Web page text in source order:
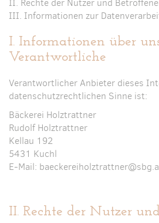
II. Rechte der Nutzer und
III. Informationen zur
I. Informationen über
Verantwortliche
Verantwortlicher Anbieter dieses
datenschutzrechtlichen Sinne ist:
Bäckerei Holztrattner
Rudolf Holztrattner
Kellau 192
5431 Kuchl
E-Mail:
II. Rechte der Nutzer